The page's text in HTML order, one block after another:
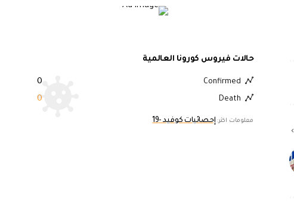
حالات فيروس كورونا العالمية
Confirmed
0
Death
0
معلومات اكثر: إحصائيات كوفيد -19